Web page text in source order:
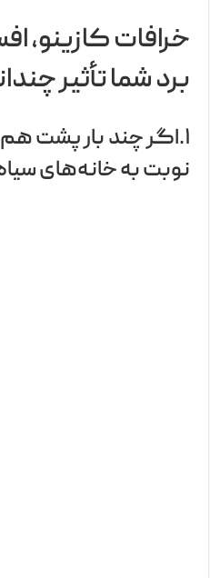
خرافات کازینو،
برد شما تأثیر
۱.اگر چند بار پشت هم
نوبت به خانه‌های